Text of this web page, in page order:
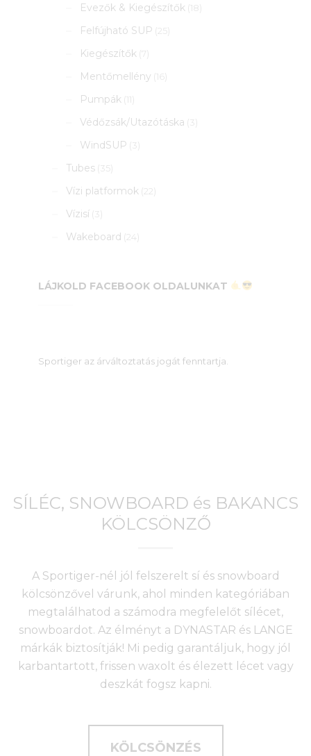
Evezők & Kiegészítők (18)
Felfújható SUP (25)
Kiegészítők (7)
Mentőmellény (16)
Pumpák (11)
Védőzsák/Utazótáska (3)
WindSUP (3)
Tubes (35)
Vízi platformok (22)
Vízisí (3)
Wakeboard (24)
LÁJKOLD FACEBOOK OLDALUNKAT
Sportiger az árváltoztatás jogát fenntartja.
SÍLÉC, SNOWBOARD és BAKANCS
KÖLCSÖNZŐ
A Sportiger-nél jól felszerelt sí és snowboard
kölcsönzővel várunk, ahol minden kategóriában
megtalálhatod a számodra megfelelőt sílécet,
snowboardot. Az élményt a DYNASTAR és LANGE
márkák biztosítják! Mi pedig garantáljuk, hogy jól
karbantartott, frissen waxolt és élezett lécet vagy
deszkát fogsz kapni.
KÖLCSÖNZÉS